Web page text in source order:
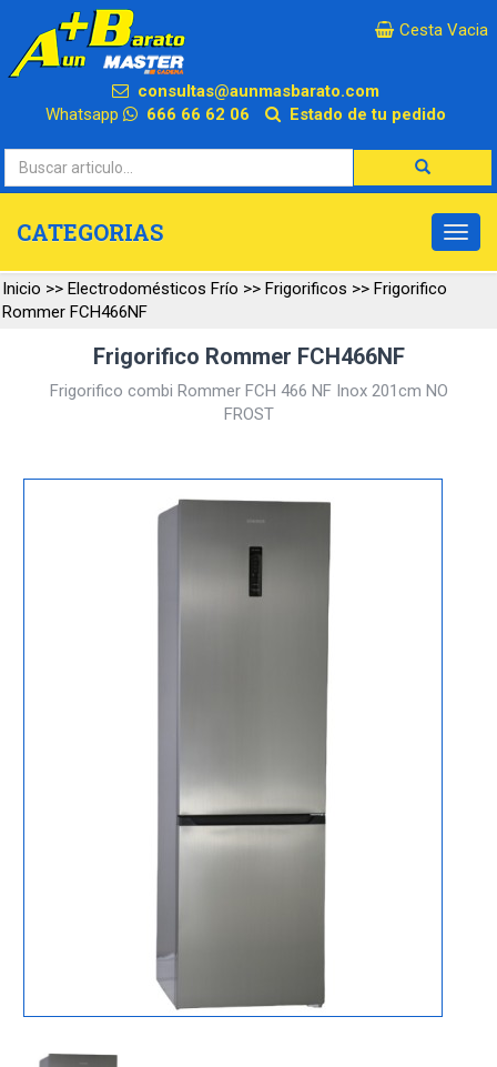
×
Cesta Vacia
consultas@aunmasbarato.com
Whatsapp
666 66 62 06 Estado de tu pedido
CATEGORIAS
Inicio >> Electrodomésticos Frío >> Frigorificos >> Frigorifico
Rommer FCH466NF
Frigorifico Rommer FCH466NF
Frigorifico combi Rommer FCH 466 NF Inox 201cm NO
FROST